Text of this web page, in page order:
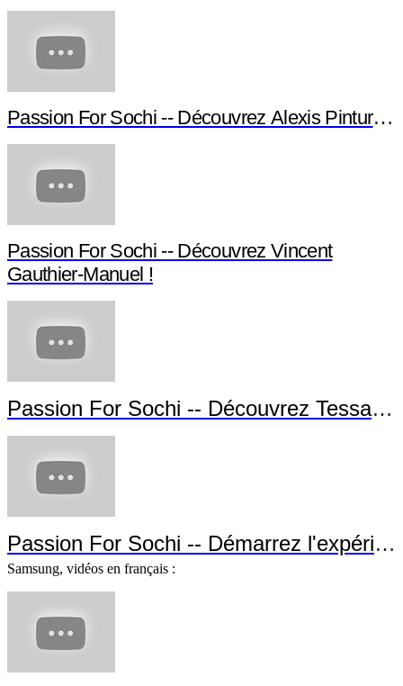
Passion For Sochi -- Découvrez Alexis
Passion For Sochi -- Découvrez Vincent
Gauthier-Manuel !
Passion For Sochi -- Découvrez Tessa
Passion For Sochi -- Démarrez
Samsung, vidéos en français :